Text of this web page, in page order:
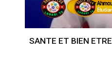
SANTE ET BIEN